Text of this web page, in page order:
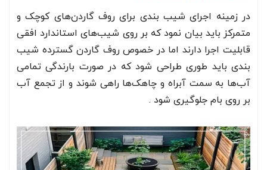
در زمینه اجرای شیب بندی برای روف گاردن‌های کوچک و
متمرکز باید بیان نمود که بر روی شیب‌های استاندارد افقی
قابلیت اجرا دارند اما در خصوص روف گاردن گسترده شیب
بندی باید طوری طراحی شود که در صورت بارندگی تمامی
آب‌ها به سمت آبراه و چاهک‌ها راهی شوند و از تجمع آب
بر روی بام جلوگیری شود .